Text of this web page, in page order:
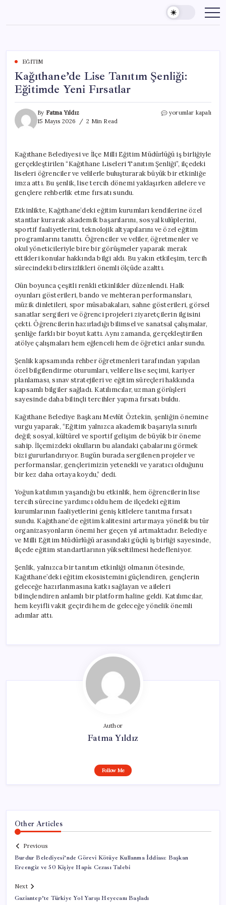
content
EĞITIM
Kağıthane’de Lise Tanıtım Şenliği:
Eğitimde Yeni Fırsatlar
By Fatma Yıldız
15 Mayıs 2026
2 Min Read
Kağıthane’de
Yeni
Fırsatlar
için
yorumlar kapalı
Kağıthane Belediyesi ve İlçe Milli Eğitim Müdürlüğü iş birliğiyle
gerçekleştirilen “Kağıthane Liseleri Tanıtım Şenliği”, ilçedeki
liseleri öğrenciler ve velilerle buluşturarak büyük bir etkinliğe
imza attı. Bu şenlik, lise tercih dönemi yaklaşırken ailelere ve
gençlere rehberlik etme fırsatı sundu.
Etkinlikte, Kağıthane’deki eğitim kurumları kendilerine özel
stantlar kurarak akademik başarılarını, sosyal kulüplerini,
sportif faaliyetlerini, teknolojik altyapılarını ve özel eğitim
programlarını tanıttı. Öğrenciler ve veliler, öğretmenler ve
okul yöneticileriyle bire bir görüşmeler yaparak merak
ettikleri konular hakkında bilgi aldı. Bu yakın etkileşim, tercih
sürecindeki belirsizlikleri önemli ölçüde azalttı.
Gün boyunca çeşitli renkli etkinlikler düzenlendi. Halk
oyunları gösterileri, bando ve mehteran performansları,
müzik dinletileri, spor müsabakaları, sahne gösterileri, görsel
sanatlar sergileri ve öğrenci projeleri ziyaretçilerin ilgisini
çekti. Öğrencilerin hazırladığı bilimsel ve sanatsal çalışmalar,
şenliğe farklı bir boyut kattı. Aynı zamanda, gerçekleştirilen
atölye çalışmaları hem eğlenceli hem de öğretici anlar sundu.
Şenlik kapsamında rehber öğretmenleri tarafından yapılan
özel bilgilendirme oturumları, velilere lise seçimi, kariyer
planlaması, sınav stratejileri ve eğitim süreçleri hakkında
kapsamlı bilgiler sağladı. Katılımcılar, uzman görüşleri
sayesinde daha bilinçli tercihler yapma fırsatı buldu.
Kağıthane Belediye Başkanı Mevlüt Öztekin, şenliğin önemine
vurgu yaparak, “Eğitim yalnızca akademik başarıyla sınırlı
değil; sosyal, kültürel ve sportif gelişim de büyük bir öneme
sahip. İlçemizdeki okulların bu alandaki çabalarını görmek
bizi gururlandırıyor. Bugün burada sergilenen projeler ve
performanslar, gençlerimizin yetenekli ve yaratıcı olduğunu
bir kez daha ortaya koydu,” dedi.
Yoğun katılımın yaşandığı bu etkinlik, hem öğrencilerin lise
tercih sürecine yardımcı oldu hem de ilçedeki eğitim
kurumlarının faaliyetlerini geniş kitlelere tanıtma fırsatı
sundu. Kağıthane’de eğitim kalitesini artırmaya yönelik bu tür
organizasyonların önemi her geçen yıl artmaktadır. Belediye
ve Milli Eğitim Müdürlüğü arasındaki güçlü iş birliği sayesinde,
ilçede eğitim standartlarının yükseltilmesi hedefleniyor.
Şenlik, yalnızca bir tanıtım etkinliği olmanın ötesinde,
Kağıthane’deki eğitim ekosistemini güçlendiren, gençlerin
geleceğe hazırlanmasına katkı sağlayan ve aileleri
bilinçlendiren anlamlı bir platform haline geldi. Katılımcılar,
hem keyifli vakit geçirdi hem de geleceğe yönelik önemli
adımlar attı.
Author
Fatma Yıldız
Follow Me
Other Articles
Previous
Burdur Belediyesi’nde Görevi Kötüye Kullanma İddiası: Başkan
Ercengiz ve 50 Kişiye Hapis Cezası Talebi
Next
Gaziantep’te Türkiye Yol Yarışı Heyecanı Başladı